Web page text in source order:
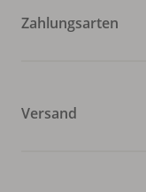
Zahlungsarten
Versand